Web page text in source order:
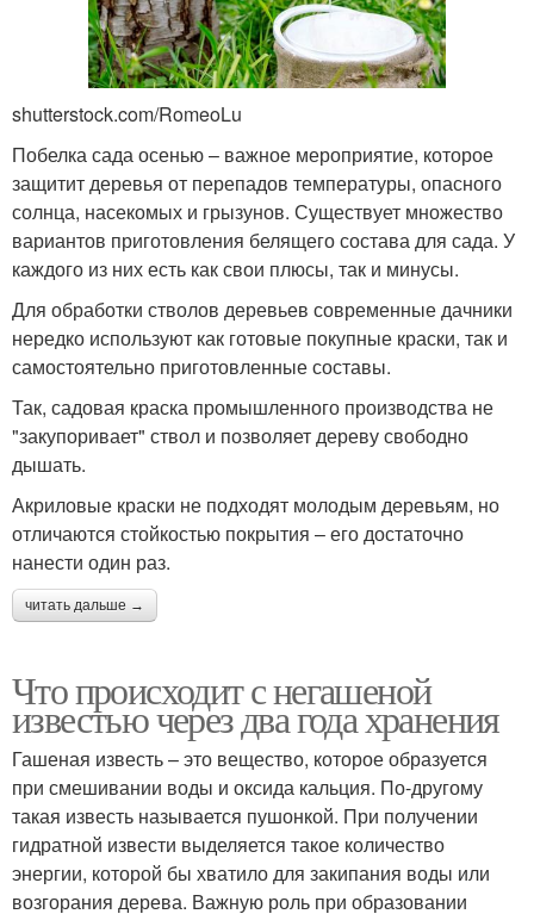
shutterstock.com/RomeoLu
Побелка сада осенью – важное мероприятие, которое
защитит деревья от перепадов температуры, опасного
солнца, насекомых и грызунов. Существует множество
вариантов приготовления белящего состава для сада. У
каждого из них есть как свои плюсы, так и минусы.
Для обработки стволов деревьев современные дачники
нередко используют как готовые покупные краски, так и
самостоятельно приготовленные составы.
Так, садовая краска промышленного производства не
"закупоривает" ствол и позволяет дереву свободно
дышать.
Акриловые краски не подходят молодым деревьям, но
отличаются стойкостью покрытия – его достаточно
нанести один раз.
читать дальше →
Что происходит с негашеной
известью через два года хранения
Гашеная известь – это вещество, которое образуется
при смешивании воды и оксида кальция. По-другому
такая известь называется пушонкой. При получении
гидратной извести выделяется такое количество
энергии, которой бы хватило для закипания воды или
возгорания дерева. Важную роль при образовании